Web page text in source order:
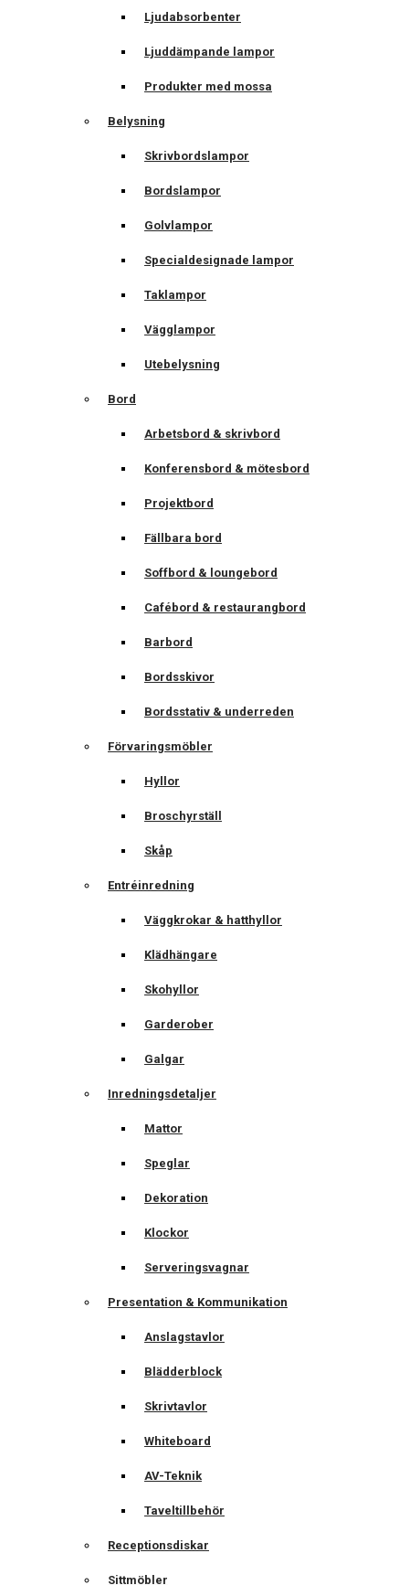
Ljudabsorbenter
Ljuddämpande lampor
Produkter med mossa
Belysning
Skrivbordslampor
Bordslampor
Golvlampor
Specialdesignade lampor
Taklampor
Vägglampor
Utebelysning
Bord
Arbetsbord & skrivbord
Konferensbord & mötesbord
Projektbord
Fällbara bord
Soffbord & loungebord
Cafébord & restaurangbord
Barbord
Bordsskivor
Bordsstativ & underreden
Förvaringsmöbler
Hyllor
Broschyrställ
Skåp
Entréinredning
Väggkrokar & hatthyllor
Klädhängare
Skohyllor
Garderober
Galgar
Inredningsdetaljer
Mattor
Speglar
Dekoration
Klockor
Serveringsvagnar
Presentation & Kommunikation
Anslagstavlor
Blädderblock
Skrivtavlor
Whiteboard
AV-Teknik
Taveltillbehör
Receptionsdiskar
Sittmöbler